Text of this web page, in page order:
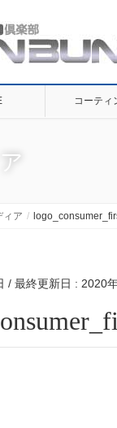
コーティ
ィア
/ 最終更新日 : 2020